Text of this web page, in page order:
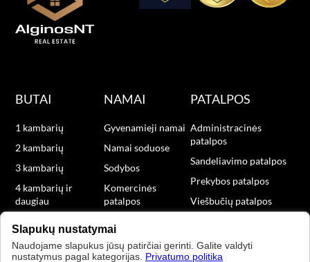
BUTAI
1 kambarių
2 kambarių
3 kambarių
4 kambarių ir
daugiau
NAMAI
Gyvenamieji namai
Namai soduose
Sodybos
Komercinės
patalpos
PATALPOS
Administracinės
patalpos
Sandeliavimo patalpos
Prekybos patalpos
Viešbučių patalpos
Slapukų nustatymai
Naudojame slapukus jūsų patirčiai gerinti. Galite valdyti
nustatymus pagal kategorijas. Privatumo politika